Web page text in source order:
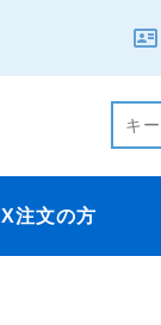
注文の方